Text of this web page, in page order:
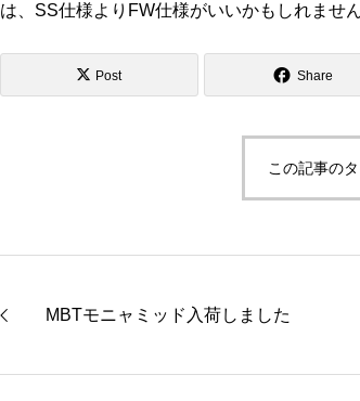
は、SS仕様よりFW仕様がいいかもしれません
Post Share
この記事の
MBTモニャミッド入荷しました